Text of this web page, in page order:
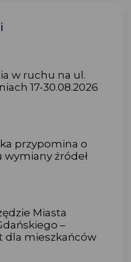
w ruchu na ul.
17-30.08.2026
przypomina o
wymiany źródeł
Miasta
–
dla mieszkańców